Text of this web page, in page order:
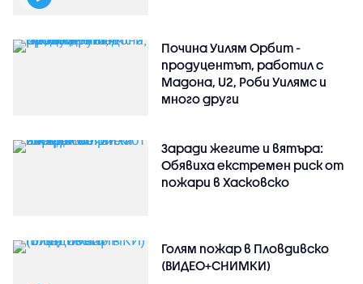
Почина Уилям Орбит -
продуцентът, работил с
Мадона, U2, Роби Уилямс и
много други
Заради жегите и вятъра:
Обявиха екстремен риск от
пожари в Хасковско
Голям пожар в Пловдивско
(ВИДЕО+СНИМКИ)